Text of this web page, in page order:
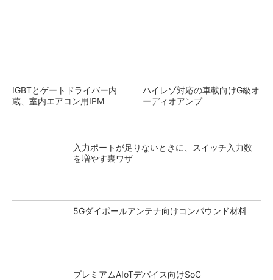
IGBTとゲートドライバー内
蔵、室内エアコン用IPM
ハイレゾ対応の車載向けG級オ
ーディオアンプ
入力ポートが足りないときに、スイッチ入力数
を増やす裏ワザ
5Gダイポールアンテナ向けコンパウンド材料
プレミアムAIoTデバイス向けSoC